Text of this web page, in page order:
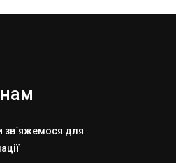
зв`яжемося для